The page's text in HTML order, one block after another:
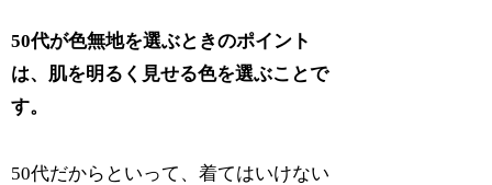
50代が色無地を選ぶときのポイント
は、肌を明るく見せる色を選ぶことで
す。
50代だからといって、着てはいけない